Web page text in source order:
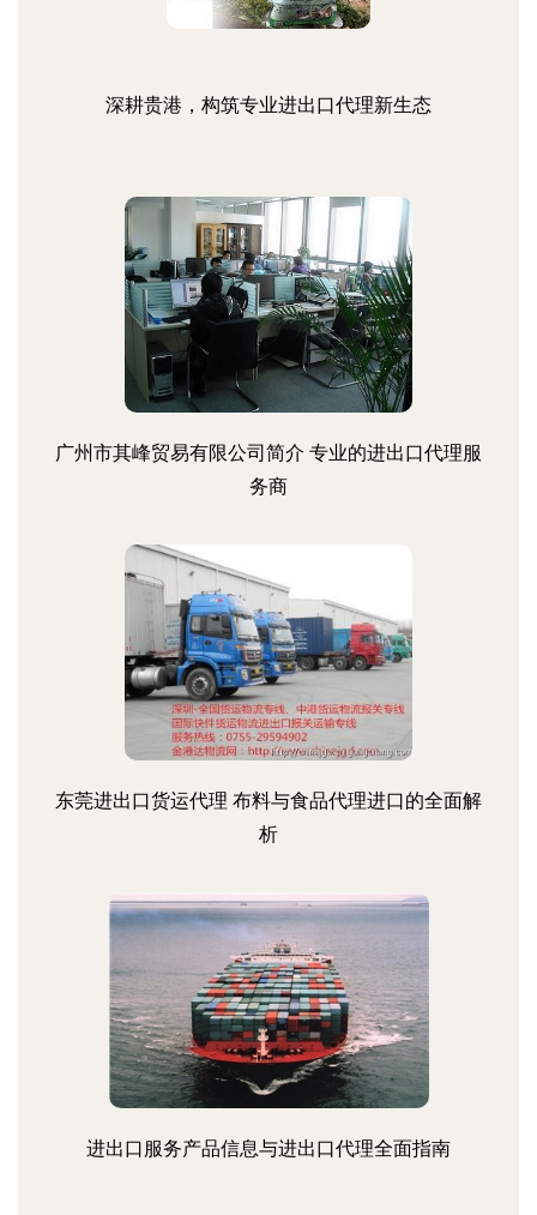
深耕贵港，构筑专业进出口代理新生态
广州市其峰贸易有限公司简介 专业的进出口代理服
务商
东莞进出口货运代理 布料与食品代理进口的全面解
析
进出口服务产品信息与进出口代理全面指南